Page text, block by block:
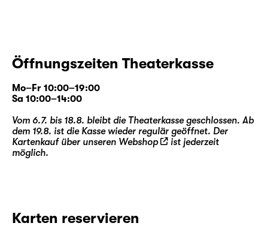
Öffnungszeiten Theaterkasse
Mo–Fr 10:00–19:00
Sa 10:00–14:00
Vom 6.7. bis 18.8. bleibt die Theaterkasse geschlossen. Ab
dem 19.8. ist die Kasse wieder regulär geöffnet. Der
Kartenkauf über unseren Webshop
ist jederzeit
möglich.
Karten reservieren